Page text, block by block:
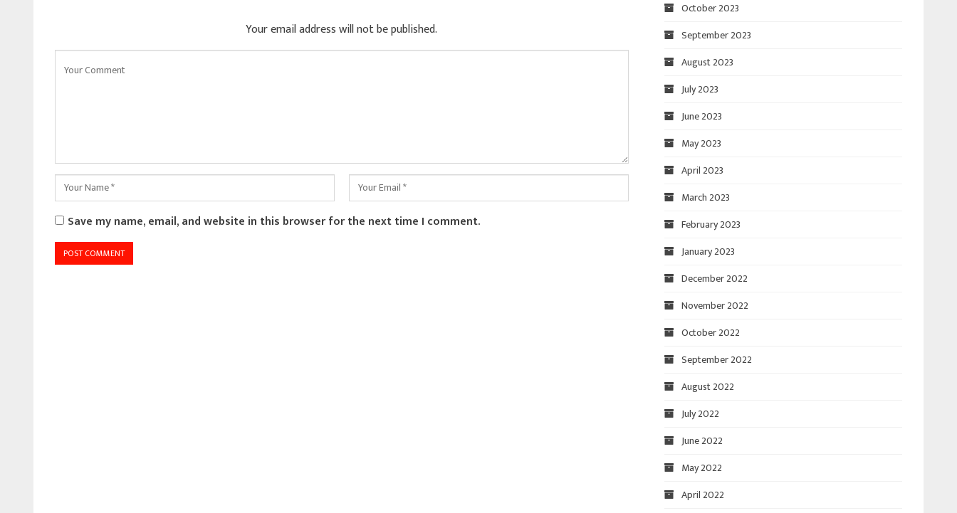
Your email address will not be published.
Save my name, email, and website in this browser for the next time I comment.
October 2023
September 2023
August 2023
July 2023
June 2023
May 2023
April 2023
March 2023
February 2023
January 2023
December 2022
November 2022
October 2022
September 2022
August 2022
July 2022
June 2022
May 2022
April 2022